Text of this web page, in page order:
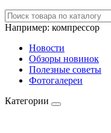
Например: компрессор
Новости
Обзоры новинок
Полезные советы
Фотогалереи
Категории